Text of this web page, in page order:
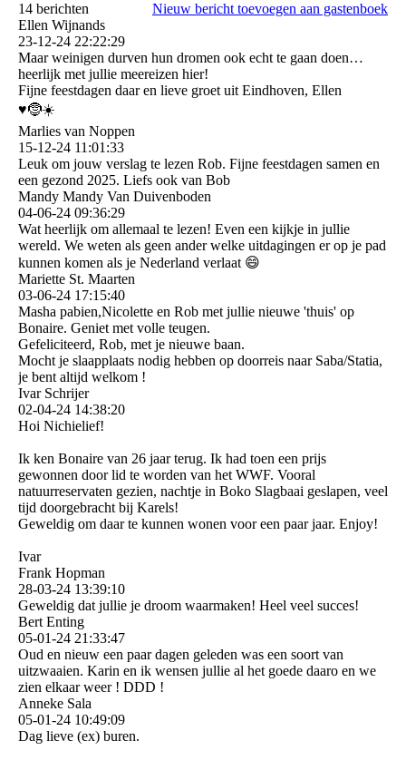
14 berichten
Nieuw bericht toevoegen aan gastenboek
Ellen Wijnands
23-12-24 22:22:29
Maar weinigen durven hun dromen ook echt te gaan doen…
heerlijk met jullie meereizen hier!
Fijne feestdagen daar en lieve groet uit Eindhoven, Ellen
♥️🤶☀️
Marlies van Noppen
15-12-24 11:01:33
Leuk om jouw verslag te lezen Rob. Fijne feestdagen samen en
een gezond 2025. Liefs ook van Bob
Mandy Mandy Van Duivenboden
04-06-24 09:36:29
Wat heerlijk om allemaal te lezen! Even een kijkje in jullie
wereld. We weten als geen ander welke uitdagingen er op je pad
kunnen komen als je Nederland verlaat 😄
Mariette St. Maarten
03-06-24 17:15:40
Masha pabien,Nicolette en Rob met jullie nieuwe 'thuis' op
Bonaire. Geniet met volle teugen.
Gefeliciteerd, Rob, met je nieuwe baan.
Mocht je slaapplaats nodig hebben op doorreis naar Saba/Statia,
je bent altijd welkom !
Ivar Schrijer
02-04-24 14:38:20
Hoi Nichielief!
Ik ken Bonaire van 26 jaar terug. Ik had toen een prijs
gewonnen door lid te worden van het WWF. Vooral
natuurreservaten gezien, nachtje in Boko Slagbaai geslapen, veel
tijd doorgebracht bij Karels!
Geweldig om daar te kunnen wonen voor een paar jaar. Enjoy!
Ivar
Frank Hopman
28-03-24 13:39:10
Geweldig dat jullie je droom waarmaken! Heel veel succes!
Bert Enting
05-01-24 21:33:47
Oud en nieuw een paar dagen geleden was een soort van
uitzwaaien. Karin en ik wensen jullie al het goede daaro en we
zien elkaar weer ! DDD !
Anneke Sala
05-01-24 10:49:09
Dag lieve (ex) buren.